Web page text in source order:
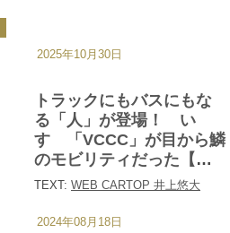
トラックにもバスにもな
る「人」が登場！ い
すゞ「VCCC」が目から鱗
のモビリティだった【ジ
ャパンモビリティショー
TEXT: WEB CARTOP 井上悠大
2025年10月30日
2024年08月18日